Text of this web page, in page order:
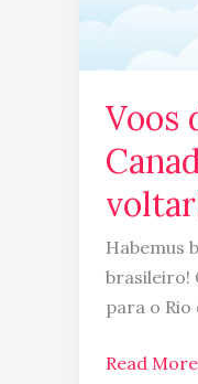
Voos
Habemus
brasileiro!
para o
o
vão
voltar!
Read